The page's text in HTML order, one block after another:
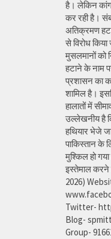
है। लेकिन
कर रही है।
अतिक्रमण
से विरोध
मुसलमानों को
हटाने के नाम
प्रशासन का
शामिल है।
हालातों में
उल्लेखनीय है
हथियार भेजे
पाकिस्तान के
मुश्किल हो
इस्तेमाल करने
2026)
Twitter-
Blog-
Group-